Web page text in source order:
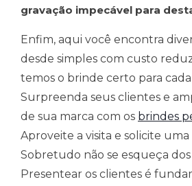
gravação impecável para
Enfim, aqui você encontra
desde simples com custo
temos o brinde certo para
Surpreenda seus clientes e
de sua marca com os brindes
Aproveite a visita e solicite
Sobretudo não se esqueça
Presentear os clientes é